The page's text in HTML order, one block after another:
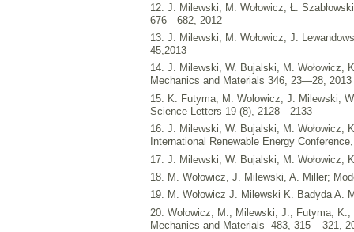
12. J. Milewski, M. Wołowicz, Ł.
676—682, 2012
13. J. Milewski, M. Wołowicz, J.
45,2013
14. J. Milewski, W. Bujalski, M. Wołowicz,
Mechanics and Materials 346, 23—28, 2013
15. K. Futyma, M. Wolowicz, J. Milewski,
Science Letters 19 (8), 2128—2133
16. J. Milewski, W. Bujalski, M. Wołowicz,
International Renewable Energy
17. J. Milewski, W. Bujalski, M. Wołowicz,
18. M. Wołowicz, J. Milewski, A. Miller;
19. M. Wołowicz J. Milewski K. Badyda A.
20. Wołowicz, M., Milewski, J., Futyma,
Mechanics and Materials 483, 315 – 321,